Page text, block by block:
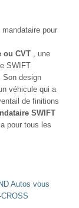
pour
ou CVT , une
SWIFT
Son design
véhicule qui a
de finitions
SWIFT
a pour tous les
Autos vous